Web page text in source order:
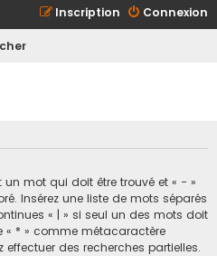
Connexion
Inscription
un mot qui doit être trouvé et « - »
Insérez une liste de mots séparés
« | » si seul un des mots doit
« * » comme métacaractère
des recherches partielles.